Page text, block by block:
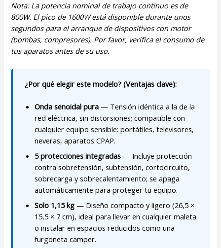
Nota: La potencia nominal de trabajo continuo es de
800W. El pico de 1600W está disponible durante unos
segundos para el arranque de dispositivos con motor
(bombas, compresores). Por favor, verifica el consumo de
tus aparatos antes de su uso.
¿Por qué elegir este modelo? (Ventajas clave):
Onda senoidal pura — Tensión idéntica a la de la
red eléctrica, sin distorsiones; compatible con
cualquier equipo sensible: portátiles, televisores,
neveras, aparatos CPAP.
5 protecciones integradas — Incluye protección
contra sobretensión, subtensión, cortocircuito,
sobrecarga y sobrecalentamiento; se apaga
automáticamente para proteger tu equipo.
Solo 1,15 kg — Diseño compacto y ligero (26,5 ×
15,5 × 7 cm), ideal para llevar en cualquier maleta
o instalar en espacios reducidos como una
furgoneta camper.